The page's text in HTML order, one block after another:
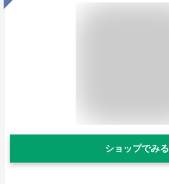
ショップでみる